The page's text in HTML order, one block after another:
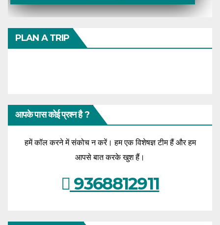
PLAN A TRIP
आपके पास कोई प्रश्न है ?
हमें कॉल करने में संकोच न करें। हम एक विशेषज्ञ टीम हैं और हम
आपसे बात करके खुश हैं।
9368812911